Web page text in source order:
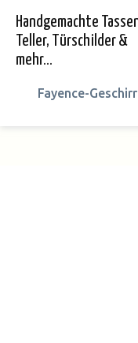
Zur
Handgemachte
Teller, Türschilder &
mehr...
Fayence-Geschirr